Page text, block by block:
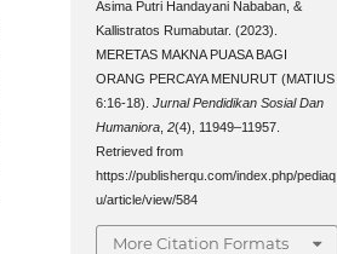
Asima Putri Handayani Nababan, &
Kallistratos Rumabutar. (2023).
MERETAS MAKNA PUASA BAGI
ORANG PERCAYA MENURUT (MATIUS
6:16-18).Jurnal Pendidikan Sosial Dan
Humaniora ,2(4), 11949–11957.
Retrieved from
https://publisherqu.com/index.php/pediaq
u/article/view/584
More Citation Formats